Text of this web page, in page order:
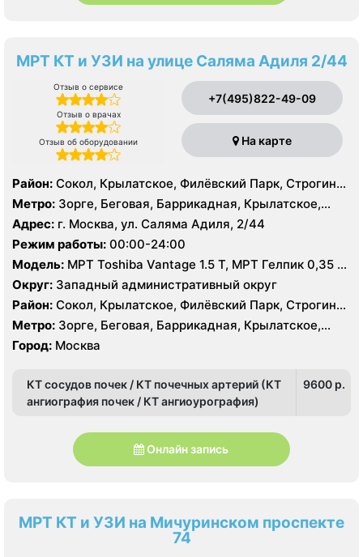
МРТ КТ и УЗИ на улице Саляма Адиля 2/44
Отзыв о сервисе
Отзыв о врачах
Отзыв об оборудовании
+7(495)822-49-09
На карте
Район: Сокол, Крылатское, Филёвский Парк, Строгино,
Хорошёво-Мнёвники, Щукино
Метро: Зорге, Беговая, Баррикадная, Крылатское,
Октябрьское поле, Панфиловская, Сокол, Строгино,
Улица 1905 года, Хорошево, Хорошевская, ЦСКА,
Шелепиха, Щукинская, Мнёвники, Народное
Ополчение
Адрес: г. Москва, ул. Саляма Адиля, 2/44
Режим работы: 00:00-24:00
Модель: МРТ Toshiba Vantage 1.5 Т, МРТ Гелпик 0,35 Т
(для суставов), КТ Toshiba Aquilion Prime 160 срезов,
КТ GE Brightspeed 16 срезов, УЗИ Toshiba Aplio 500,
Siemens Acuson SC2000
Округ: Западный административный округ
Район: Сокол, Крылатское, Филёвский Парк, Строгино,
Хорошёво-Мнёвники, Щукино
Метро: Зорге, Беговая, Баррикадная, Крылатское,
Октябрьское поле, Панфиловская, Сокол, Строгино,
Улица 1905 года, Хорошево, Хорошевская, ЦСКА,
Ополчение
Город: Москва
КТ сосудов почек / КТ почечных артерий (КТ
ангиография почек / КТ ангиоурография)
9600 p.
Онлайн запись
МРТ КТ и УЗИ на Мичуринском проспекте
74